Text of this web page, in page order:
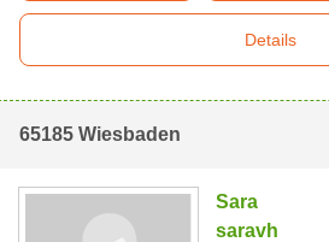
Details
65185 Wiesbaden
Sara
saravh